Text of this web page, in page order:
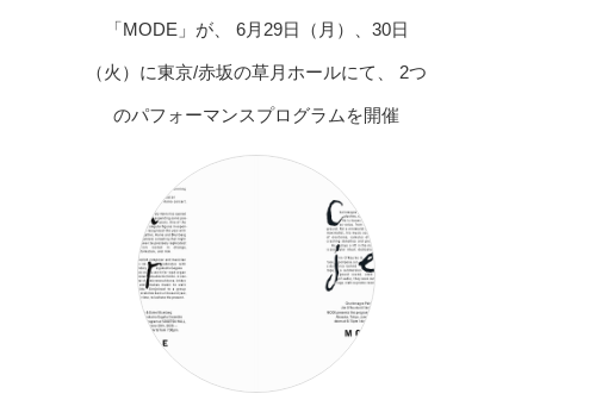
「MODE」が、 6月29日（月）、30日
（火）に東京/赤坂の草月ホールにて、 2つ
のパフォーマンスプログラムを開催